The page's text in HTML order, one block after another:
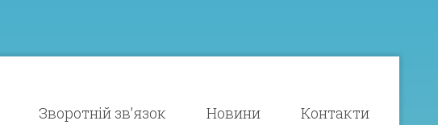
Зворотній зв’язок Новини Контакти